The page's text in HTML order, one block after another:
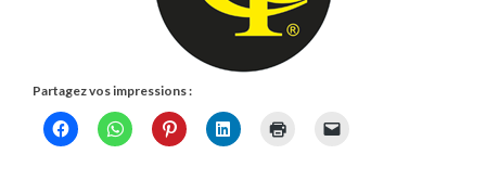
Partagez vos impressions :